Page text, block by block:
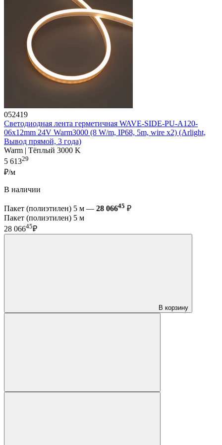
052419
Светодиодная лента герметичная WAVE-SIDE-PU-A120-
06x12mm 24V Warm3000 (8 W/m, IP68, 5m, wire x2) (Arlight,
Вывод прямой, 3 года)
Warm | Тёплый 3000 K
5 61329
₽/м
В наличии
Пакет (полиэтилен) 5 м — 28 06645 ₽
Пакет (полиэтилен) 5 м
28 06645₽
В корзину